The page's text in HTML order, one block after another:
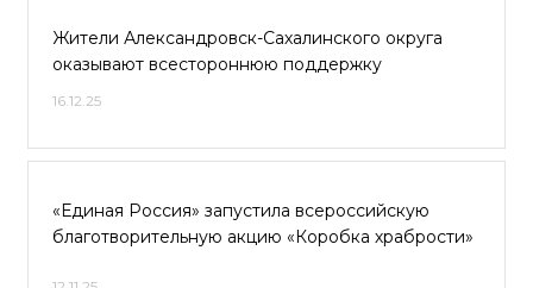
Жители Александровск-Сахалинского округа
оказывают всестороннюю поддержку
16.12.25
«Единая Россия» запустила всероссийскую
благотворительную акцию «Коробка храбрости»